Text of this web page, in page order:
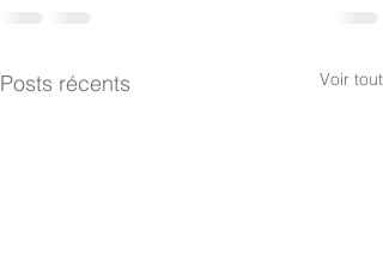
Posts récents Voir tout